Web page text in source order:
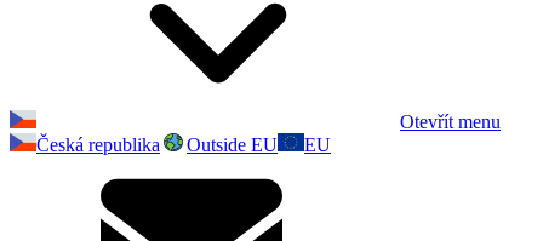
Otevřít menu
Česká republika
Outside EU EU